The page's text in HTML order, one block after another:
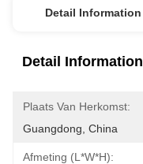
Detail Information
Detail Information
Plaats Van Herkomst:
Guangdong, China
Afmeting (L*W*H):